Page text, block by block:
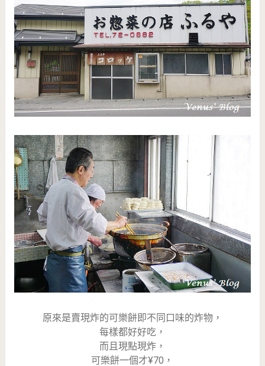
原來是賣現炸的可樂餅即不同口味的炸物，
每樣都好好吃，
而且現點現炸，
可樂餅一個才¥70，